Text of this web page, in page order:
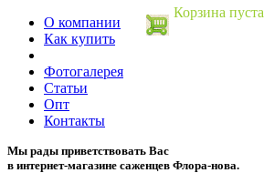
Корзина пуста
О компании
Как купить
Фотогалерея
Статьи
Опт
Контакты
Мы рады приветствовать Вас
в интернет-магазине саженцев Флора-нова.